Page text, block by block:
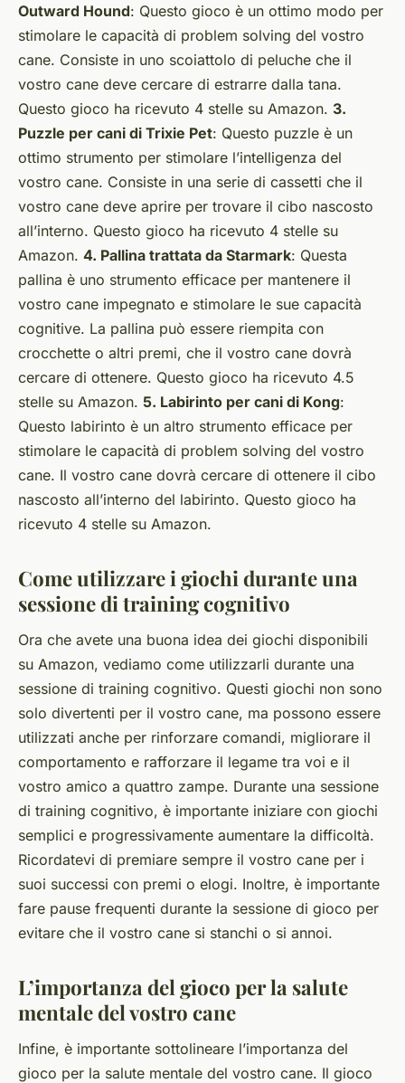
Outward Hound: Questo gioco è un ottimo modo per
stimolare le capacità di problem solving del vostro
cane. Consiste in uno scoiattolo di peluche che il
vostro cane deve cercare di estrarre dalla tana.
Questo gioco ha ricevuto 4 stelle su Amazon. 3.
Puzzle per cani di Trixie Pet: Questo puzzle è un
ottimo strumento per stimolare l’intelligenza del
vostro cane. Consiste in una serie di cassetti che il
vostro cane deve aprire per trovare il cibo nascosto
all’interno. Questo gioco ha ricevuto 4 stelle su
Amazon. 4. Pallina trattata da Starmark: Questa
pallina è uno strumento efficace per mantenere il
vostro cane impegnato e stimolare le sue capacità
cognitive. La pallina può essere riempita con
crocchette o altri premi, che il vostro cane dovrà
cercare di ottenere. Questo gioco ha ricevuto 4.5
stelle su Amazon. 5. Labirinto per cani di Kong:
Questo labirinto è un altro strumento efficace per
stimolare le capacità di problem solving del vostro
cane. Il vostro cane dovrà cercare di ottenere il cibo
nascosto all’interno del labirinto. Questo gioco ha
ricevuto 4 stelle su Amazon.
Come utilizzare i giochi durante una
sessione di training cognitivo
Ora che avete una buona idea dei giochi disponibili
su Amazon, vediamo come utilizzarli durante una
sessione di training cognitivo. Questi giochi non sono
solo divertenti per il vostro cane, ma possono essere
utilizzati anche per rinforzare comandi, migliorare il
comportamento e rafforzare il legame tra voi e il
vostro amico a quattro zampe. Durante una sessione
di training cognitivo, è importante iniziare con giochi
semplici e progressivamente aumentare la difficoltà.
Ricordatevi di premiare sempre il vostro cane per i
suoi successi con premi o elogi. Inoltre, è importante
fare pause frequenti durante la sessione di gioco per
evitare che il vostro cane si stanchi o si annoi.
L’importanza del gioco per la salute
mentale del vostro cane
Infine, è importante sottolineare l’importanza del
gioco per la salute mentale del vostro cane. Il gioco